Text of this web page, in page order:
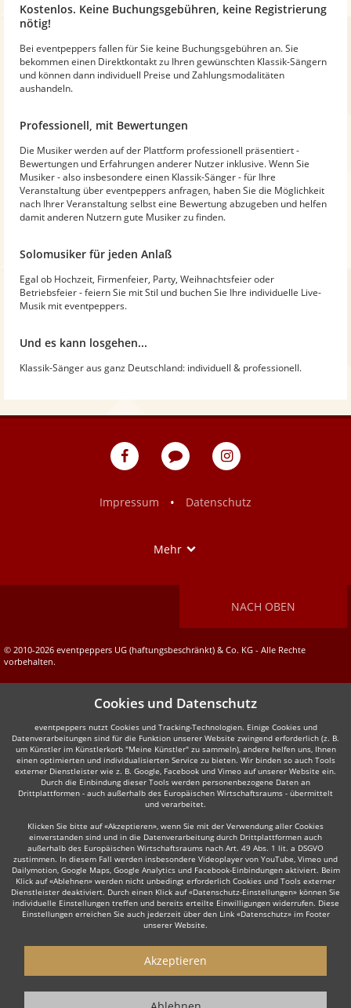
Kostenlos. Keine Buchungsgebühren, keine Registrierung
nötig!
Bei eventpeppers fallen für Sie keine Buchungsgebühren an. Sie
bekommen einen Direktkontakt zu Ihren gewünschten Klassik-Sängern
und können dann individuell Preise und Zahlungsmodalitäten
aushandeln.
Professionell, mit Bewertungen
Die Musiker werden auf der Plattform professionell präsentiert -
Bewertungen und Erfahrungen anderer Nutzer inklusive. Wenn Sie
Musiker - also insbesondere einen Klassik-Sänger - für Ihre
Veranstaltung über eventpeppers anfragen, haben Sie die Möglichkeit
nach Ihrer Veranstaltung selbst eine Bewertung abzugeben und helfen
damit anderen Nutzern gute Musiker zu finden.
Solomusiker für jeden Anlaß
Egal ob Hochzeit, Firmenfeier, Party, Weihnachtsfeier oder
Betriebsfeier - feiern Sie mit Stil und buchen Sie Ihre individuelle Live-
Musik mit eventpeppers.
Und es kann losgehen...
Klassik-Sänger aus ganz Deutschland: individuell & professionell.
eventpeppers
Blog
eventpeppers
Impressum
• Datenschutz
Mehr
NACH OBEN
© 2010-2026 eventpeppers UG (haftungsbeschränkt) & Co. KG - Alle Rechte
vorbehalten.
Cookies und Datenschutz
eventpeppers nutzt Cookies und Tracking-Technologien. Einige Cookies und
Datenverarbeitungen sind für die Funktion unserer Website zwingend erforderlich (z. B.
um Künstler im Künstlerkorb "Meine Künstler" zu sammeln), andere helfen uns, Ihnen
einen optimierten und individualisierten Service zu bieten. Wir binden so auch Tools
externer Dienstleister wie z. B. Google, Facebook und Vimeo auf unserer Website ein.
Durch die Einbindung dieser Tools werden personenbezogene Daten an
Drittplattformen - auch außerhalb des Europäischen Wirtschaftsraums - übermittelt
und verarbeitet.
Klicken Sie bitte auf «Akzeptieren», wenn Sie mit der Verwendung aller Cookies
einverstanden sind und in die Datenverarbeitung durch Drittplattformen auch
außerhalb des Europäischen Wirtschaftsraums nach Art. 49 Abs. 1 lit. a DSGVO
zustimmen. In diesem Fall werden insbesondere Videoplayer von YouTube, Vimeo und
Dailymotion, Google Maps, Google Analytics und Facebook-Einbindungen aktiviert. Beim
Klick auf «Ablehnen» werden nicht unbedingt erforderlich Cookies und Tools externer
Dienstleister deaktiviert. Durch einen Klick auf «Datenschutz-Einstellungen» können Sie
individuelle Einstellungen treffen und bereits erteilte Einwilligungen widerrufen. Diese
Einstellungen erreichen Sie auch jederzeit über den Link «Datenschutz» im Footer
unserer Website.
Akzeptieren